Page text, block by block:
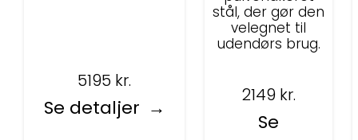
5195 kr.
Se detaljer
stål, der gør den
velegnet til
udendørs brug.
2149 kr.
Se